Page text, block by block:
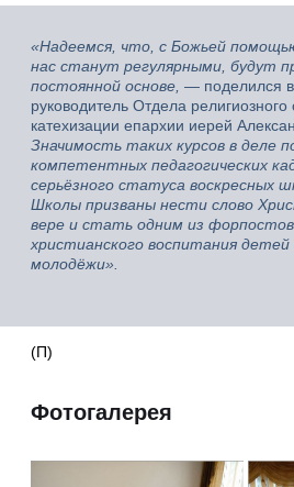
«Надеемся, что, с Божьей
нас станут регулярными, будут
постоянной основе, — поделился
руководитель Отдела
катехизации епархии иерей
Значимость таких курсов в деле
компетентных педагогических
серьёзного статуса воскресных
Школы призваны нести слово
вере и стать одним из
христианского воспитания детей
молодёжи».
(П)
Фотогалерея